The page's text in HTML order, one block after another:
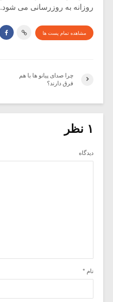
روزانه به روزرسانی می شود.
مشاهده تمام پست ها
چرا صدای پیانو ها با هم
فرق دارند؟
۱ نظر
دیدگاه
نام *